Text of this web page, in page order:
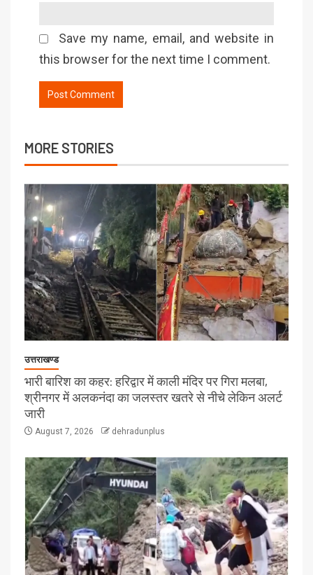
Save my name, email, and website in
this browser for the next time I comment.
MORE STORIES
उत्तराखण्ड
भारी बारिश का कहर: हरिद्वार में काली मंदिर पर गिरा मलबा,
श्रीनगर में अलकनंदा का जलस्तर खतरे से नीचे लेकिन अलर्ट
जारी
August 7, 2026 dehradunplus